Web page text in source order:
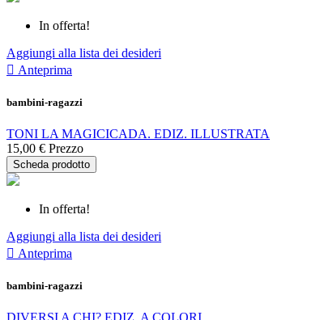
In offerta!
Aggiungi alla lista dei desideri
 Anteprima
bambini-ragazzi
TONI LA MAGICICADA. EDIZ. ILLUSTRATA
15,00 € Prezzo
Scheda prodotto
In offerta!
Aggiungi alla lista dei desideri
 Anteprima
bambini-ragazzi